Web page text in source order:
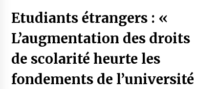
Etudiants étrangers : «
L’augmentation des droits
de scolarité heurte les
fondements de l’université